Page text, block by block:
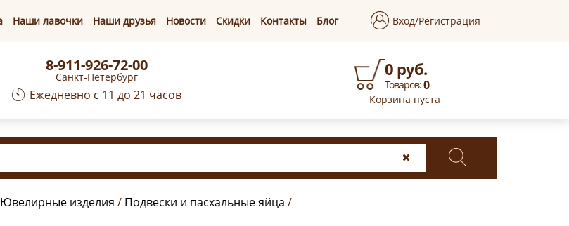
Наши лавочки Наши друзья Новости Скидки Контакты Блог Вход/Регистрация
8-911-926-72-00
Санкт-Петербург
Ежедневно с 11 до 21 часов
0 руб.
Товаров:0
Корзина пуста
Ювелирные изделия / Подвески и пасхальные яйца /